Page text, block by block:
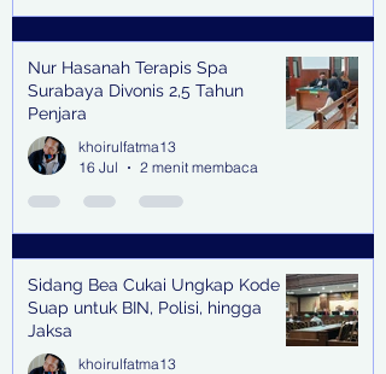
Nur Hasanah Terapis Spa
Surabaya Divonis 2,5 Tahun
Penjara
khoirulfatma13
16 Jul
2 menit membaca
Sidang Bea Cukai Ungkap Kode
Suap untuk BIN, Polisi, hingga
Jaksa
khoirulfatma13